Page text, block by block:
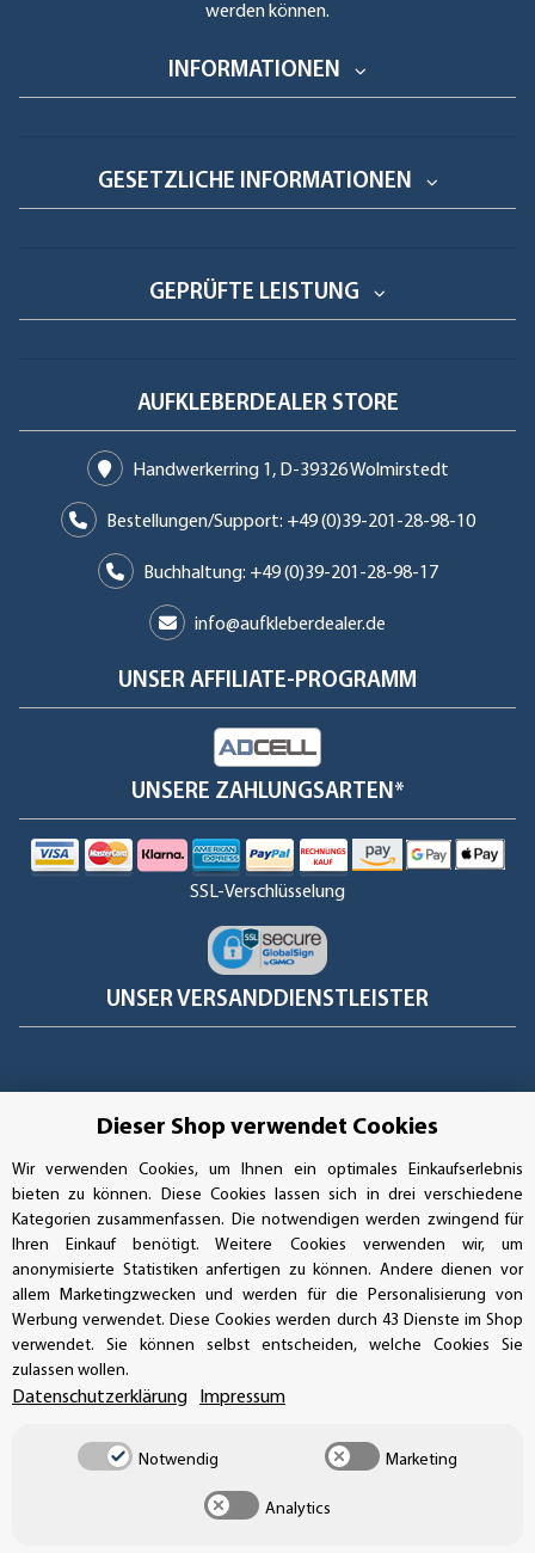
werden können.
INFORMATIONEN
GESETZLICHE INFORMATIONEN
GEPRÜFTE LEISTUNG
AUFKLEBERDEALER STORE
Handwerkerring 1, D-39326 Wolmirstedt
Bestellungen/Support: +49 (0)39-201-28-98-10
Buchhaltung: +49 (0)39-201-28-98-17
info@aufkleberdealer.de
UNSER AFFILIATE-PROGRAMM
UNSERE ZAHLUNGSARTEN*
SSL-Verschlüsselung
UNSER VERSANDDIENSTLEISTER
Vertrag widerrufen
* Alle Preise inkl. gesetzlicher USt., zzgl.
Dieser Shop verwendet Cookies
Wir verwenden Cookies, um Ihnen ein optimales Einkaufserlebnis
bieten zu können. Diese Cookies lassen sich in drei verschiedene
Kategorien zusammenfassen. Die notwendigen werden zwingend für
Ihren Einkauf benötigt. Weitere Cookies verwenden wir, um
anonymisierte Statistiken anfertigen zu können. Andere dienen vor
allem Marketingzwecken und werden für die Personalisierung von
Werbung verwendet. Diese Cookies werden durch 43 Dienste im Shop
verwendet. Sie können selbst entscheiden, welche Cookies Sie
zulassen wollen.
Datenschutzerklärung Impressum
Notwendig Marketing
Analytics